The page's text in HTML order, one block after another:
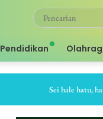
Pendidikan
Sei hale hatu, hatu